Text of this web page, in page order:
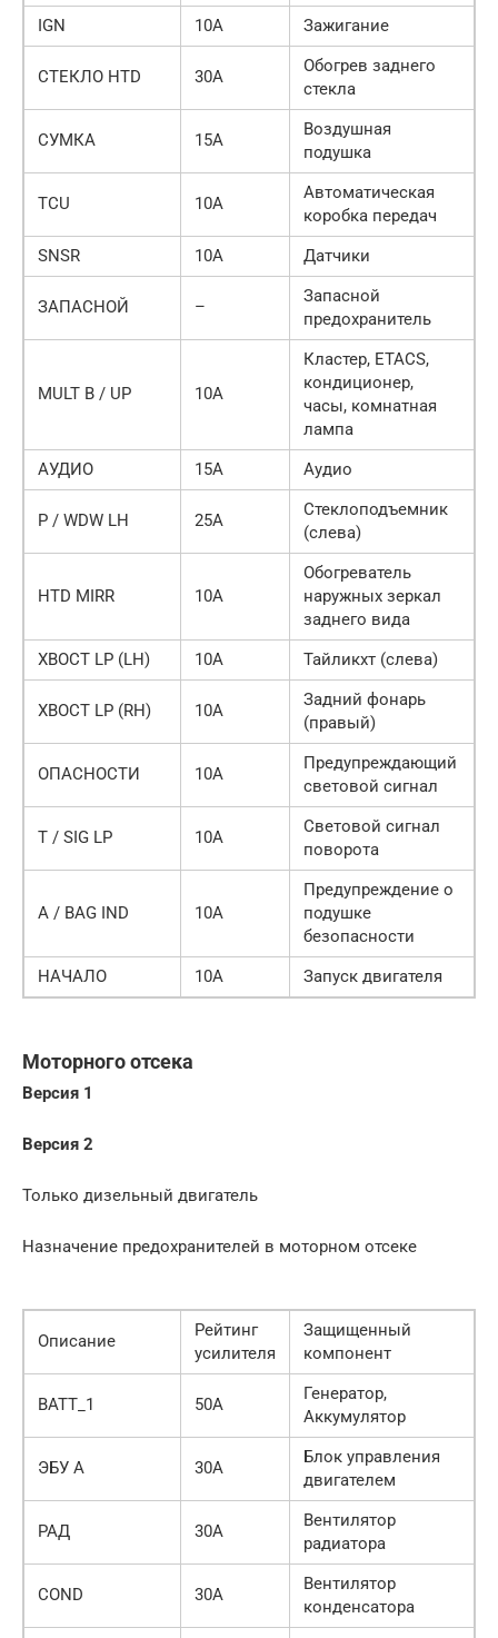
IGN
10А Зажигание
СТЕКЛО HTD 30А
Обогрев заднего
стекла
СУМКА 15А
Воздушная
подушка
TCU 10А
Автоматическая
коробка передач
SNSR
10А Датчики
ЗАПАСНОЙ –
Запасной
предохранитель
MULT B / UP 10А
Кластер, ETACS,
кондиционер,
часы, комнатная
лампа
АУДИО
15А Аудио
P / WDW LH 25А
Стеклоподъемник
(слева)
HTD MIRR 10А
Обогреватель
наружных зеркал
заднего вида
ХВОСТ LP (LH)
10А Тайликхт (слева)
ХВОСТ LP (RH) 10А
Задний фонарь
(правый)
ОПАСНОСТИ 10А
Предупреждающий
световой сигнал
T / SIG LP 10А
Световой сигнал
поворота
A / BAG IND 10А
Предупреждение о
подушке
безопасности
НАЧАЛО
10А Запуск двигателя
Моторного отсека
Версия 1
Версия 2
Только дизельный двигатель
Назначение предохранителей в моторном отсеке
Описание
Рейтинг
усилителя
Защищенный
компонент
BATT_1 50А
Генератор,
Аккумулятор
ЭБУ А 30А
Блок управления
двигателем
РАД 30А
Вентилятор
радиатора
COND 30А
Вентилятор
конденсатора